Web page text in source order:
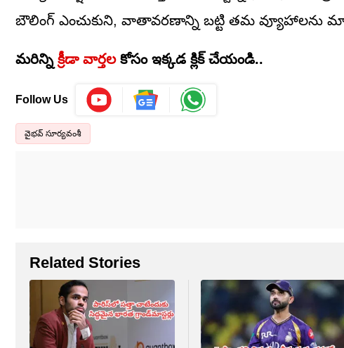
బౌలింగ్ ఎంచుకుని, వాతావరణాన్ని బట్టి తమ వ్యూహాలను
మరిన్ని క్రీడా వార్తలకోసం ఇక్కడ క్లిక్ చేయండి..
Follow Us
వైభవ్ సూర్యవంశీ
Related Stories